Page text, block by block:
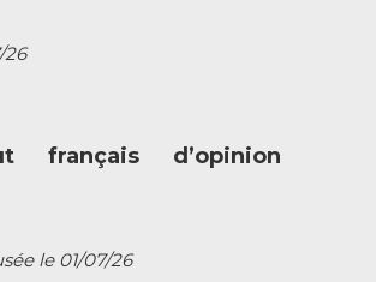
26
français d’opinion
le 01/07/26